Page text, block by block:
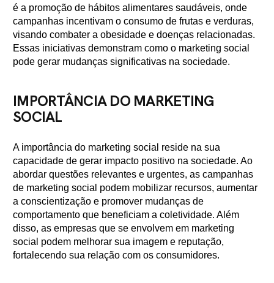
é a promoção de hábitos alimentares saudáveis, onde
campanhas incentivam o consumo de frutas e verduras,
visando combater a obesidade e doenças relacionadas.
Essas iniciativas demonstram como o marketing social
pode gerar mudanças significativas na sociedade.
IMPORTÂNCIA DO MARKETING
SOCIAL
A importância do marketing social reside na sua
capacidade de gerar impacto positivo na sociedade. Ao
abordar questões relevantes e urgentes, as campanhas
de marketing social podem mobilizar recursos, aumentar
a conscientização e promover mudanças de
comportamento que beneficiam a coletividade. Além
disso, as empresas que se envolvem em marketing
social podem melhorar sua imagem e reputação,
fortalecendo sua relação com os consumidores.